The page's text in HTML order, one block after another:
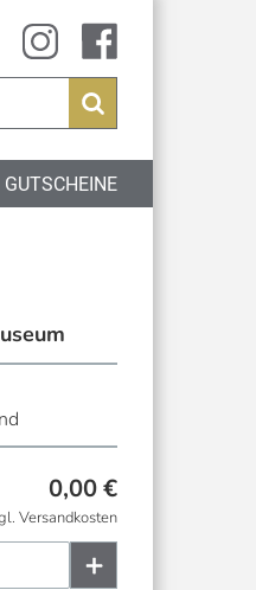
instagramfacebook
Suchen
GUTSCHEINE
0,00€
Versandkosten